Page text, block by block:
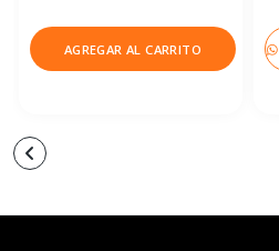
AGREGAR AL CARRITO